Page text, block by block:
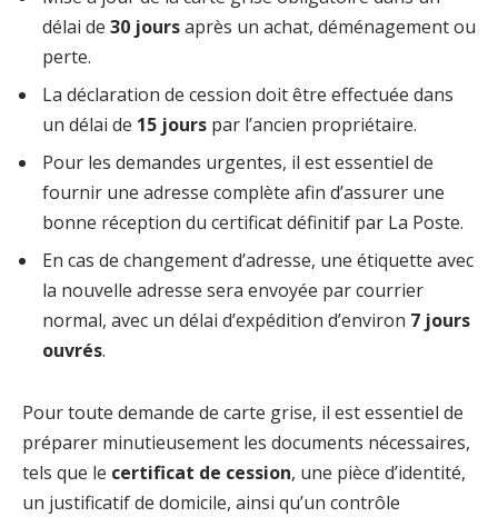
délai de 30 joursaprès un achat, déménagement ou
perte.
La déclaration de cession doit être effectuée dans
un délai de 15 jours par l’ancien propriétaire.
Pour les demandes urgentes, il est essentiel de
fournir une adresse complète afin d’assurer une
bonne réception du certificat définitif par La Poste.
En cas de changement d’adresse, une étiquette avec
la nouvelle adresse sera envoyée par courrier
normal, avec un délai d’expédition d’environ 7 jours
ouvrés.
Pour toute demande de carte grise, il est essentiel de
préparer minutieusement les documents nécessaires,
tels que le certificat de cession, une pièce d’identité,
un justificatif de domicile, ainsi qu’un contrôle